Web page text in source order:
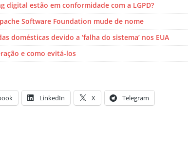
digital estão em conformidade com a LGPD?
Software Foundation mude de nome
domésticas devido a ‘falha do sistema’ nos EUA
e como evitá-los
LinkedIn X Telegram